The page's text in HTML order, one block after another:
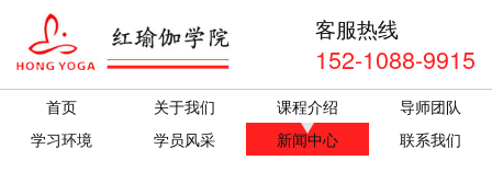
客服热线
152-1088-9915
首页 关于我们 课程介绍
导师团队
学习环境
学员风采 新闻中心 联系我们